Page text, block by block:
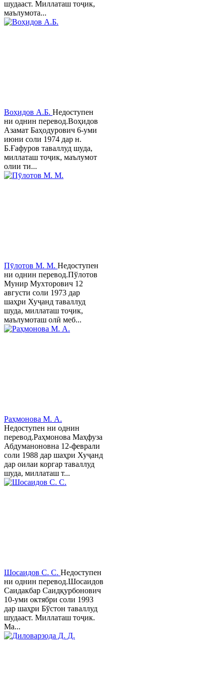
шудааст. Миллаташ тоҷик,
маълумота...
Воҳидов А.Б. Недоступен
ни однин перевод.Воҳидов
Азамат Баҳодурович 6-уми
июни соли 1974 дар н.
Б.Ғафуров таваллуд шуда,
миллаташ тоҷик, маълумот
олии ти...
Пӯлотов М. М. Недоступен
ни однин перевод.Пўлотов
Мунир Мухторович 12
августи соли 1973 дар
шаҳри Хуҷанд таваллуд
шуда, миллаташ тоҷик,
маълумоташ олӣ меб...
Раҳмонова М. А.
Недоступен ни однин
перевод.Раҳмонова Маҳфуза
Абдуманоновна 12-феврали
соли 1988 дар шаҳри Хуҷанд
дар оилаи коргар таваллуд
шуда, миллаташ т...
Шосаидов С. С. Недоступен
ни однин перевод.Шосаидов
Саидакбар Саидқурбонович
10-уми октябри соли 1993
дар шаҳри Бўстон таваллуд
шудааст. Миллаташ тоҷик.
Ма...